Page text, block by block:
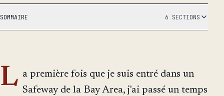
SOMMAIRE 6 SECTIONS
L a première fois que je suis entré dans un
Safeway de la Bay Area, j'ai passé un temps